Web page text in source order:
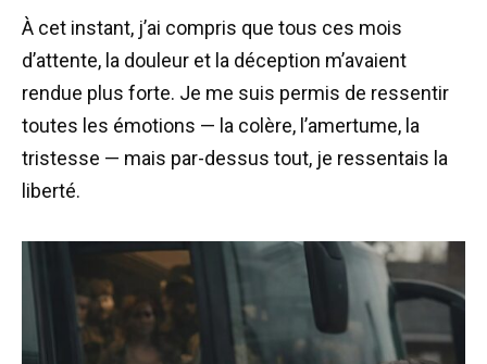
À cet instant, j’ai compris que tous ces mois
d’attente, la douleur et la déception m’avaient
rendue plus forte. Je me suis permis de ressentir
toutes les émotions — la colère, l’amertume, la
tristesse — mais par-dessus tout, je ressentais la
liberté.